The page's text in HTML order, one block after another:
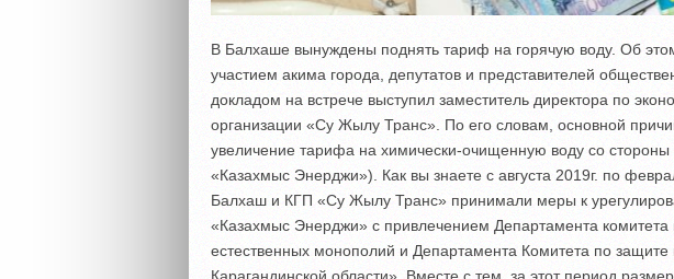
В Балхаше вынуждены поднять тариф на горячую воду. Об
участием акима города, депутатов и представителей
докладом на встрече выступил заместитель директора по
организации «Су Жылу Транс». По его словам, основной
увеличение тарифа на химически-очищенную воду со
«Казахмыс Энерджи»). Как вы знаете с августа 2019г. по
Балхаш и КГП «Су Жылу Транс» принимали меры к
«Казахмыс Энерджи» с привлечением Департамента комитета
естественных монополий и Департамента Комитета по защите